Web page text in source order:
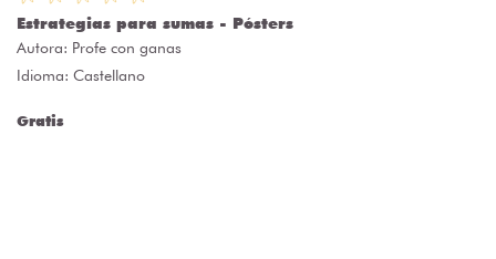
Estrategias para sumas - Pósters
Autora: Profe con ganas
Idioma: Castellano
Gratis